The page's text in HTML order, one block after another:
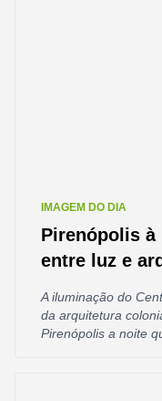
IMAGEM DO DIA
Pirenópolis à
entre luz e
A iluminação do
da arquitetura
Pirenópolis a noite